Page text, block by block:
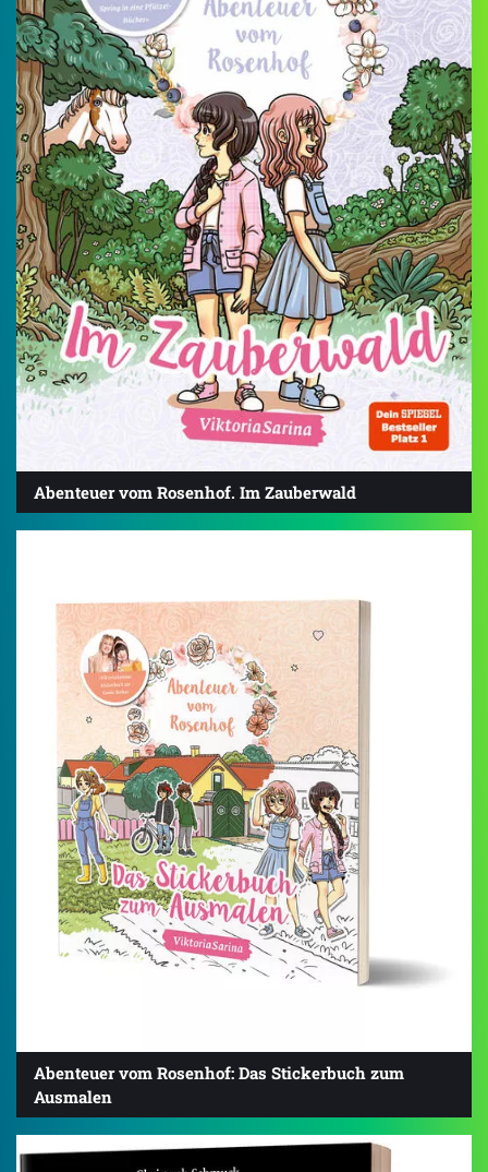
Abenteuer vom Rosenhof. Im Zauberwald
Abenteuer vom Rosenhof: Das Stickerbuch zum
Ausmalen